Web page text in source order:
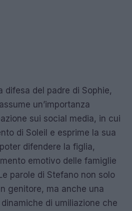
difesa del padre di Sophie,
un’importanza
sui social media, in cui
di Soleil e esprime la sua
difendere la figlia,
emotivo delle famiglie
parole di Stefano non solo
genitore, ma anche una
di umiliazione che